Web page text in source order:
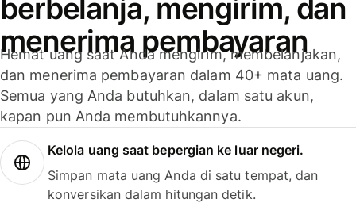
berbelanja, mengirim, dan
menerima pembayaran
Hemat uang saat Anda mengirim, membelanjakan,
dan menerima pembayaran dalam 40+ mata uang.
Semua yang Anda butuhkan, dalam satu akun,
kapan pun Anda membutuhkannya.
Kelola uang saat bepergian ke luar negeri.
Simpan mata uang Anda di satu tempat, dan
konversikan dalam hitungan detik.